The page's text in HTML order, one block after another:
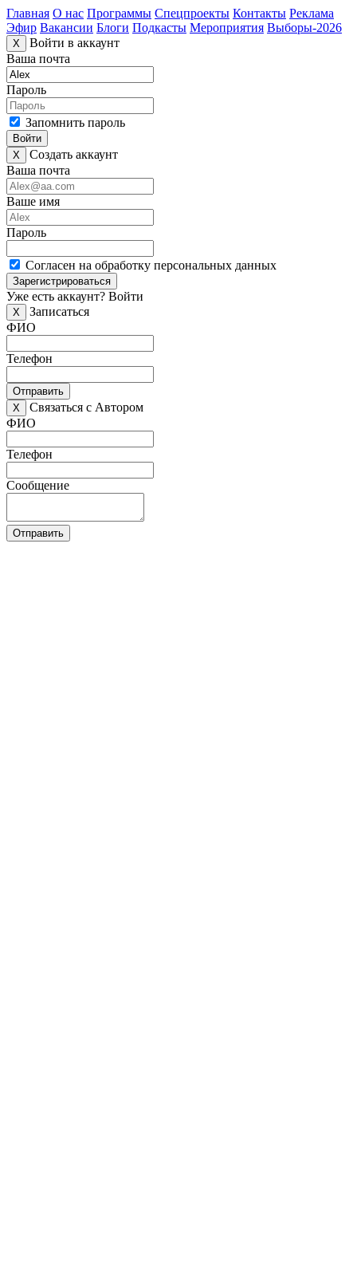
Главная О нас Программы Спецпроекты Контакты Реклама
Эфир Вакансии Блоги Подкасты Мероприятия Выборы-2026
X
Войти в аккаунт
Ваша почта
Пароль
Запомнить пароль
Войти
X
Создать аккаунт
Ваша почта
Ваше имя
Пароль
Согласен на обработку персональных данных
Зарегистрироваться
Уже есть аккаунт? Войти
X
Записаться
ФИО
Телефон
Отправить
X
Связаться с Автором
ФИО
Телефон
Сообщение
Отправить